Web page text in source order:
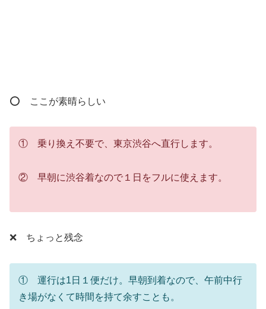
⭕ ここが素晴らしい
① 乗り換え不要で、東京渋谷へ直行します。
② 早朝に渋谷着なので１日をフルに使えます。
❌ ちょっと残念
① 運行は1日１便だけ。早朝到着なので、午前中行
き場がなくて時間を持て余すことも。